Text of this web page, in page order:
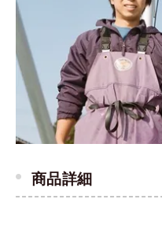
商品詳細